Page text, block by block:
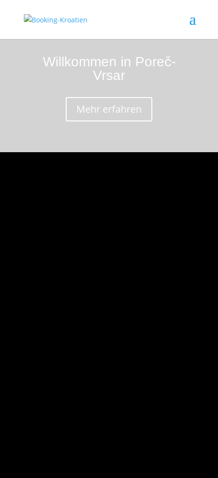
Willkommen in Poreč-
Vrsar
Mehr erfahren